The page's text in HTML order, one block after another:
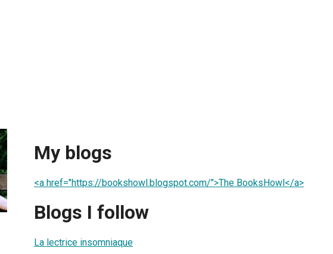
My blogs
<a href="https://bookshowl.blogspot.com/">The BooksHowl</a>
Blogs I follow
La lectrice insomniaque